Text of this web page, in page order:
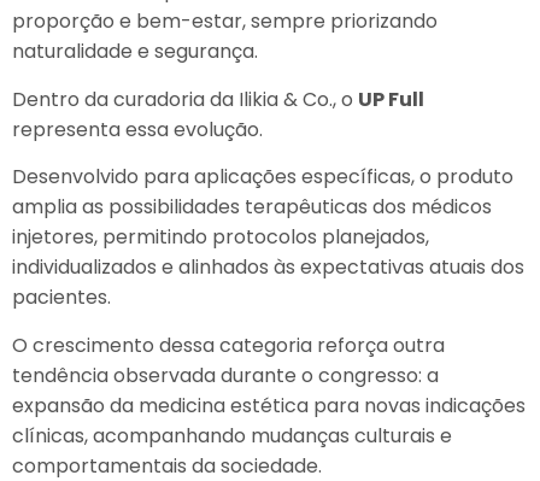
proporção e bem-estar, sempre priorizando
naturalidade e segurança.
Dentro da curadoria da Ilikia & Co., o UP Full
representa essa evolução.
Desenvolvido para aplicações específicas, o produto
amplia as possibilidades terapêuticas dos médicos
injetores, permitindo protocolos planejados,
individualizados e alinhados às expectativas atuais dos
pacientes.
O crescimento dessa categoria reforça outra
tendência observada durante o congresso: a
expansão da medicina estética para novas indicações
clínicas, acompanhando mudanças culturais e
comportamentais da sociedade.